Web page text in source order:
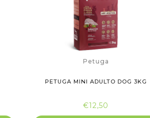
Petuga
PETUGA MINI ADULTO DOG 3KG
€12,50